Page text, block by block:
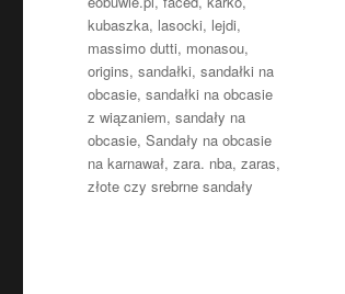
kubaszka, lasocki, lejdi,
massimo dutti, monasou,
origins,sandałki,sandałki na
obcasie,sandałki na obcasie
z wiązaniem,sandały na
obcasie,Sandały na obcasie
na karnawał,zara. nba,zaras,
złote czy srebrne sandały